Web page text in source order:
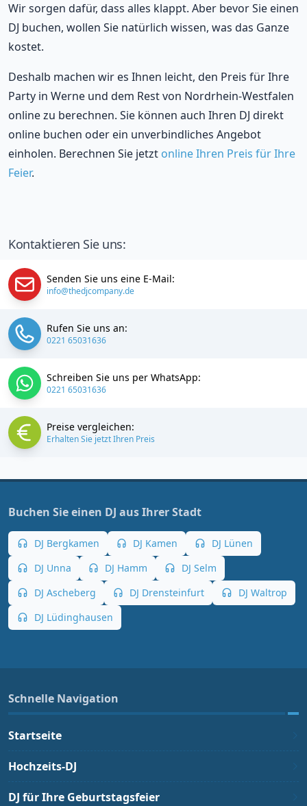
Wir sorgen dafür, dass alles klappt. Aber bevor Sie einen
DJ buchen, wollen Sie natürlich wissen, was das Ganze
kostet.
Deshalb machen wir es Ihnen leicht, den Preis für Ihre
Party in Werne und dem Rest von Nordrhein-Westfalen
online zu berechnen. Sie können auch Ihren DJ direkt
online buchen oder ein unverbindliches Angebot
einholen. Berechnen Sie jetzt online Ihren Preis für Ihre
Feier.
Kontaktieren Sie uns:
Senden Sie uns eine E-Mail:
info@thedjcompany.de
Rufen Sie uns an:
0221 65031636
Schreiben Sie uns per WhatsApp:
0221 65031636
Preise vergleichen:
Erhalten Sie jetzt Ihren Preis
Buchen Sie einen DJ aus Ihrer Stadt
DJ Bergkamen DJ Kamen
DJ Lünen
DJ Unna
DJ Hamm
DJ Selm
DJ Ascheberg
DJ Drensteinfurt
DJ Waltrop
DJ Lüdinghausen
Schnelle Navigation
Startseite
Hochzeits-DJ
DJ für Ihre Geburtstagsfeier